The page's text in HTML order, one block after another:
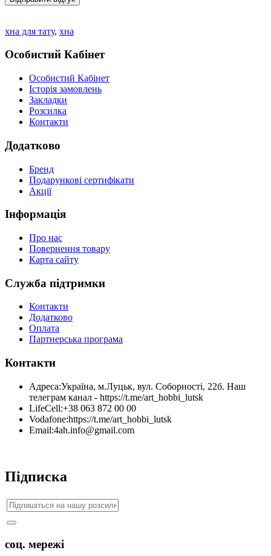
хна для тату, хна
Особистий Кабінет
Особистий Кабінет
Історія замовлень
Закладки
Розсилка
Контакти
Додатково
Бренд
Подарункові сертифікати
Акції
Інформація
Про нас
Повернення товару
Карта сайту
Служба підтримки
Контакти
Додатково
Оплата
Партнерська програма
Контакти
Адреса:Україна, м.Луцьк, вул. Соборності, 22б. Наш
телеграм канал - https://t.me/art_hobbi_lutsk
LifeCell:+38 063 872 00 00
Vodafone:https://t.me/art_hobbi_lutsk
Email:4ah.info@gmail.com
Підписка
соц. мережі